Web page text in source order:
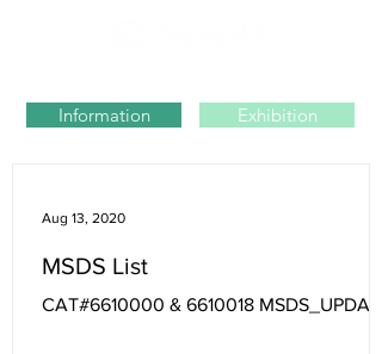
Information Exhibition
MSDS List
CAT#6610000 & 6610018 MSDS_UPDATE
Aug 13, 2020